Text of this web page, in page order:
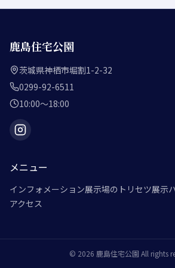
鹿島住宅公園
茨城県神栖市堀割1-2-32
0299-92-6511
10:00～18:00
メニュー
インフォメーション展示場のトリセツ展示
アクセス
© 2026 鹿島住宅公園 All rights